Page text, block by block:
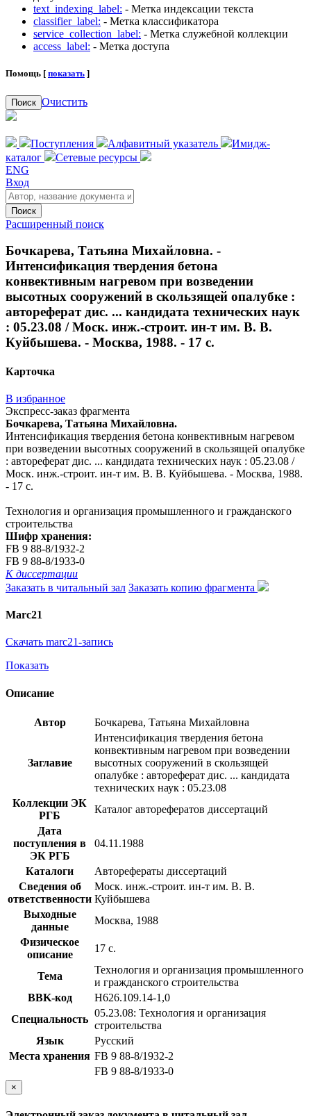
text_indexing_label: - Метка индексации текста
classifier_label: - Метка классификатора
service_collection_label: - Метка служебной коллекции
access_label: - Метка доступа
Помощь [ показать ]
Поиск Очистить
Поступления Алфавитный указатель
Имидж-
каталог
Сетевые ресурсы
ENG
Вход
Поиск
Расширенный поиск
Бочкарева, Татьяна Михайловна. -
Интенсификация твердения бетона
конвективным нагревом при возведении
высотных сооружений в скользящей опалубке :
автореферат дис. ... кандидата технических наук
: 05.23.08 / Моск. инж.-строит. ин-т им. В. В.
Куйбышева. - Москва, 1988. - 17 с.
Карточка
В избранное
Экспресс-заказ фрагмента
Бочкарева, Татьяна Михайловна.
Интенсификация твердения бетона конвективным нагревом
при возведении высотных сооружений в скользящей опалубке
: автореферат дис. ... кандидата технических наук : 05.23.08 /
Моск. инж.-строит. ин-т им. В. В. Куйбышева. - Москва, 1988.
- 17 с.
Технология и организация промышленного и гражданского
строительства
Шифр хранения:
FB 9 88-8/1932-2
FB 9 88-8/1933-0
К диссертации
Заказать в читальный зал Заказать копию фрагмента
Marc21
Скачать marc21-запись
Показать
Описание
Автор Бочкарева, Татьяна Михайловна
Заглавие
Интенсификация твердения бетона
конвективным нагревом при возведении
высотных сооружений в скользящей
опалубке : автореферат дис. ... кандидата
технических наук : 05.23.08
Коллекции ЭК
РГБ
Каталог авторефератов диссертаций
Дата
поступления в
ЭК РГБ
04.11.1988
Каталоги
Авторефераты диссертаций
Сведения об
ответственности
Моск. инж.-строит. ин-т им. В. В.
Куйбышева
Выходные
данные
Москва, 1988
Физическое
описание
17 с.
Тема
Технология и организация промышленного
и гражданского строительства
BBK-код
Н626.109.14-1,0
Специальность
05.23.08: Технология и организация
строительства
Язык
Русский
Места хранения FB 9 88-8/1932-2
FB 9 88-8/1933-0
×